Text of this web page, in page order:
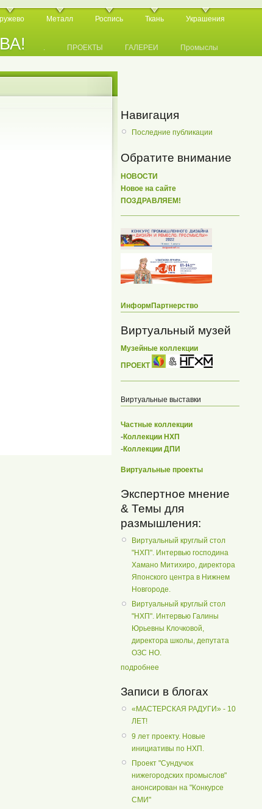
Металл Роспись Ткань Украшения
. . ПРОЕКТЫ ГАЛЕРЕИ Промыслы
Навигация
Последние публикации
Обратите внимание
НОВОСТИ
Новое на сайте
ПОЗДРАВЛЯЕМ!
ИнформПартнерство
Виртуальный музей
Музейные коллекции
ПРОЕКТ
Виртуальные выставки
Частные коллекции
-Коллекции НХП
-Коллекции ДПИ
Виртуальные проекты
Экспертное мнение
& Темы для
размышления:
Виртуальный круглый стол
"НХП". Интервью господина
Хамано Митихиро, директора
Японского центра в Нижнем
Новгороде.
Виртуальный круглый стол
"НХП". Интервью Галины
Юрьевны Клочковой,
директора школы, депутата
ОЗС НО.
подробнее
Записи в блогах
«МАСТЕРСКАЯ РАДУГИ» - 10
ЛЕТ!
9 лет проекту. Новые
инициативы по НХП.
Проект "Сундучок
нижегородских промыслов"
анонсирован на "Конкурсе
СМИ"